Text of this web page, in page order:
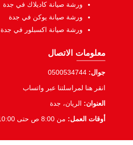
ورشة صيانة كاديلاك في جدة
ورشة صيانة يوكن في جدة
ورشة صيانة اكسبلور في جدة
معلومات الاتصال
جوال: 0500534744
انقر هنا لمراسلتنا عبر واتساب
العنوان: الريان، جدة
أوقات العمل: من 8:00 ص حتى 10:00 م (عدا الجمعة)